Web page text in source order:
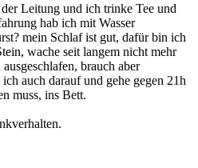
Leitung und ich trinke Tee und
hab ich mit Wasser
mein Schlaf ist gut, dafür bin ich
wache seit langem nicht mehr
brauch aber
auch darauf und gehe gegen 21h
muss, ins Bett.